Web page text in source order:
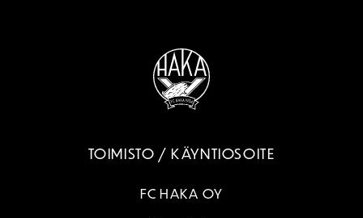
TOIMISTO / KÄYNTIOSOITE
FC HAKA OY